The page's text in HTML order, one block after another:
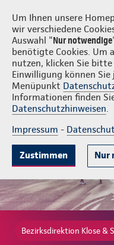
Um Ihnen unsere
wir verschiedene
Auswahl "Nur notwendige
benötigte Cookies. Um
nutzen, klicken Sie
Einwilligung können
Menüpunkt
Informationen finden
Datenschutzhinweisen.
Impressum -
Zustimmen Nur
Klose & Sommer
Gute Gründe Tarife &
Bezirksdirektion Klose &